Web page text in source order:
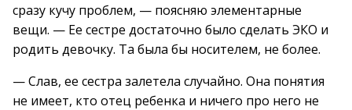
сразу кучу проблем, — поясняю элементарные
вещи. — Ее сестре достаточно было сделать ЭКО и
родить девочку. Та была бы носителем, не более.
— Слав, ее сестра залетела случайно. Она понятия
не имеет, кто отец ребенка и ничего про него не